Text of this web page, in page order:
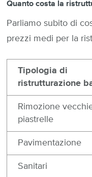
Quanto costa la
Parliamo subito di
prezzi medi per la
Tipologia di
ristrutturazione
Rimozione
piastrelle
Pavimentazione
Sanitari